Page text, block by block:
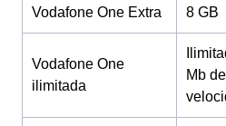
Vodafone One Extra 8 GB
Vodafone One
ilimitada
Mb de